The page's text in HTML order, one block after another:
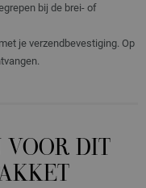
bij de brei- of
je verzendbevestiging. Op
VOOR DIT